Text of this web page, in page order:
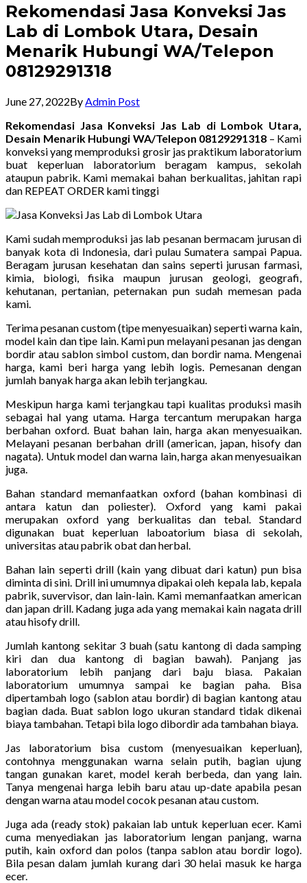
Rekomendasi Jasa Konveksi Jas
Lab di Lombok Utara, Desain
Menarik Hubungi WA/Telepon
08129291318
June 27, 2022By Admin Post
Rekomendasi Jasa Konveksi Jas Lab di Lombok Utara,
Desain Menarik Hubungi WA/Telepon 08129291318 – Kami
konveksi yang memproduksi grosir jas praktikum laboratorium
buat keperluan laboratorium beragam kampus, sekolah
ataupun pabrik. Kami memakai bahan berkualitas, jahitan rapi
dan REPEAT ORDER kami tinggi
Kami sudah memproduksi jas lab pesanan bermacam jurusan di
banyak kota di Indonesia, dari pulau Sumatera sampai Papua.
Beragam jurusan kesehatan dan sains seperti jurusan farmasi,
kimia, biologi, fisika maupun jurusan geologi, geografi,
kehutanan, pertanian, peternakan pun sudah memesan pada
kami.
Terima pesanan custom (tipe menyesuaikan) seperti warna kain,
model kain dan tipe lain. Kami pun melayani pesanan jas dengan
bordir atau sablon simbol custom, dan bordir nama. Mengenai
harga, kami beri harga yang lebih logis. Pemesanan dengan
jumlah banyak harga akan lebih terjangkau.
Meskipun harga kami terjangkau tapi kualitas produksi masih
sebagai hal yang utama. Harga tercantum merupakan harga
berbahan oxford. Buat bahan lain, harga akan menyesuaikan.
Melayani pesanan berbahan drill (american, japan, hisofy dan
nagata). Untuk model dan warna lain, harga akan menyesuaikan
juga.
Bahan standard memanfaatkan oxford (bahan kombinasi di
antara katun dan poliester). Oxford yang kami pakai
merupakan oxford yang berkualitas dan tebal. Standard
digunakan buat keperluan laboatorium biasa di sekolah,
universitas atau pabrik obat dan herbal.
Bahan lain seperti drill (kain yang dibuat dari katun) pun bisa
diminta di sini. Drill ini umumnya dipakai oleh kepala lab, kepala
pabrik, suvervisor, dan lain-lain. Kami memanfaatkan american
dan japan drill. Kadang juga ada yang memakai kain nagata drill
atau hisofy drill.
Jumlah kantong sekitar 3 buah (satu kantong di dada samping
kiri dan dua kantong di bagian bawah). Panjang jas
laboratorium lebih panjang dari baju biasa. Pakaian
laboratorium umumnya sampai ke bagian paha. Bisa
dipertambah logo (sablon atau bordir) di bagian kantong atau
bagian dada. Buat sablon logo ukuran standard tidak dikenai
biaya tambahan. Tetapi bila logo dibordir ada tambahan biaya.
Jas laboratorium bisa custom (menyesuaikan keperluan},
contohnya menggunakan warna selain putih, bagian ujung
tangan gunakan karet, model kerah berbeda, dan yang lain.
Tanya mengenai harga lebih baru atau up-date apabila pesan
dengan warna atau model cocok pesanan atau custom.
Juga ada (ready stok) pakaian lab untuk keperluan ecer. Kami
cuma menyediakan jas laboratorium lengan panjang, warna
putih, kain oxford dan polos (tanpa sablon atau bordir logo).
Bila pesan dalam jumlah kurang dari 30 helai masuk ke harga
ecer.